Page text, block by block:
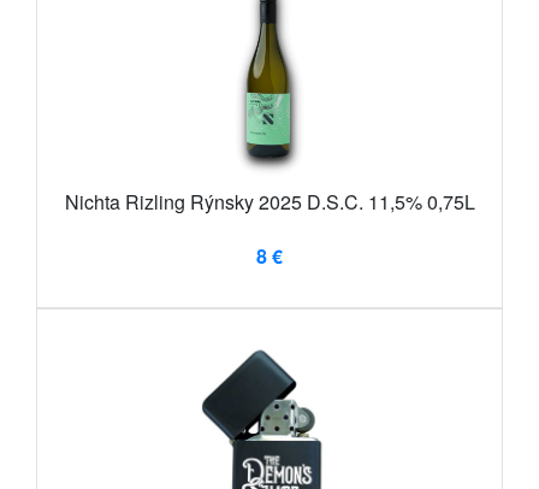
Nichta Rizling Rýnsky 2025 D.S.C. 11,5% 0,75L
8 €